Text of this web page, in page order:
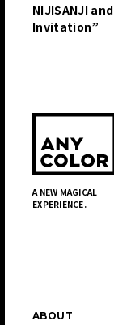
NIJISANJI
Invitation”
A NEW MAGICAL
EXPERIENCE.
ABOUT